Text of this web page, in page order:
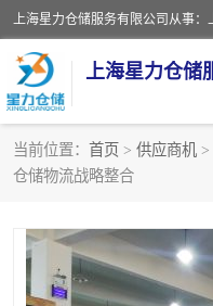
上海星力仓储
当前位置： 首页 > 供应商机 >
仓储物流战略整合
上海仓库对外出租
上海仓储配送
上海仓库代运营